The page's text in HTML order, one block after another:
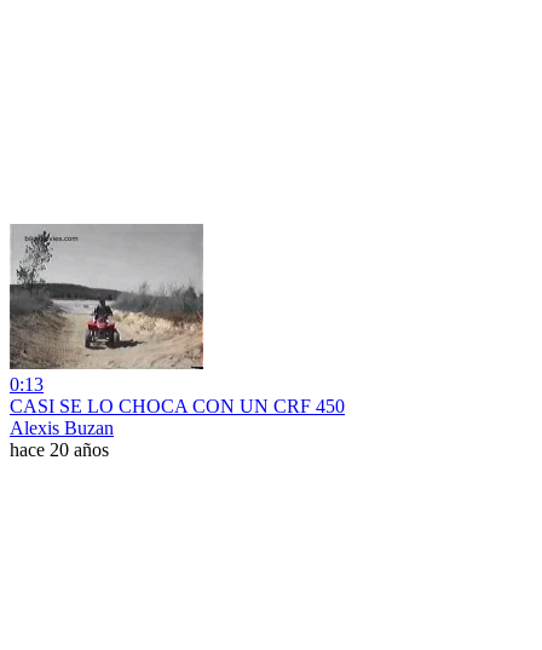
0:13
CASI SE LO CHOCA CON UN CRF 450
Alexis Buzan
hace 20 años